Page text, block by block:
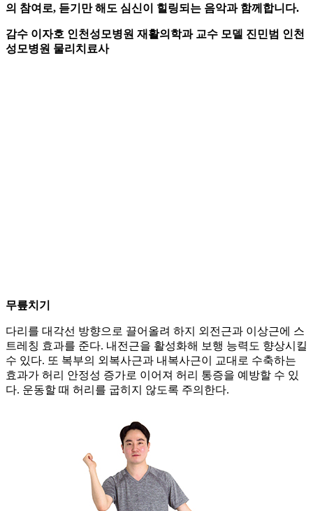
의 참여로, 듣기만 해도 심신이 힐링되는 음악과 함께합니다.
감수 이자호 인천성모병원 재활의학과 교수 모델 진민범 인천
성모병원 물리치료사
무릎치기
다리를 대각선 방향으로 끌어올려 하지 외전근과 이상근에 스
트레칭 효과를 준다. 내전근을 활성화해 보행 능력도 향상시킬
수 있다. 또 복부의 외복사근과 내복사근이 교대로 수축하는
효과가 허리 안정성 증가로 이어져 허리 통증을 예방할 수 있
다. 운동할 때 허리를 굽히지 않도록 주의한다.